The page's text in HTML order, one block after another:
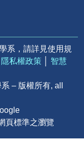
系，請詳見使用規
隱私權政策
智慧
– 版權所有, all
頁標準之瀏覽